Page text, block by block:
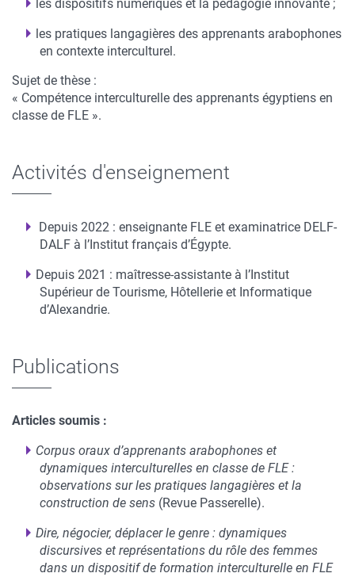
les dispositifs numériques et la pédagogie innovante ;
les pratiques langagières des apprenants arabophones
en contexte interculturel.
Sujet de thèse :
« Compétence interculturelle des apprenants égyptiens en
classe de FLE ».
Activités d'enseignement
Depuis 2022 : enseignante FLE et examinatrice DELF-
DALF à l’Institut français d’Égypte.
Depuis 2021 : maîtresse-assistante à l’Institut
Supérieur de Tourisme, Hôtellerie et Informatique
d’Alexandrie.
Publications
Articles soumis :
Corpus oraux d’apprenants arabophones et
dynamiques interculturelles en classe de FLE :
observations sur les pratiques langagières et la
construction de sens (Revue Passerelle).
Dire, négocier, déplacer le genre : dynamiques
discursives et représentations du rôle des femmes
dans un dispositif de formation interculturelle en FLE